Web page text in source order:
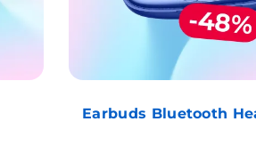
Earbuds Bluetooth